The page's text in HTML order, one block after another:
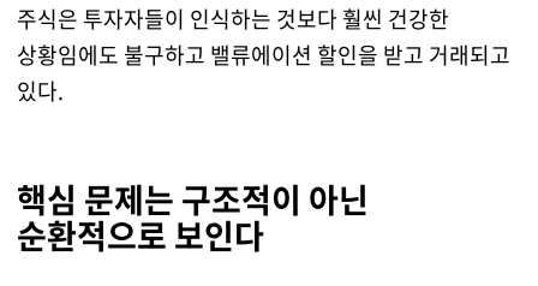
주식은 투자자들이 인식하는 것보다 훨씬 건강한
상황임에도 불구하고 밸류에이션 할인을 받고 거래되고
있다.
핵심 문제는 구조적이 아닌
순환적으로 보인다